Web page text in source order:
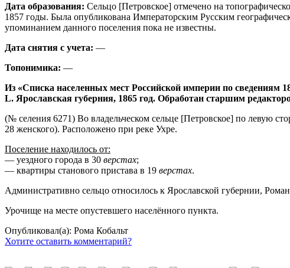
Дата образования: Сельцо [Петровское] отмечено на
1857 годы. Была опубликована Императорским Русским
упоминанием данного поселения пока не известны.
Дата снятия с учета: —
Топонимика: —
Из «Списка населенных мест Российской империи по сведениям
L. Ярославская губерния, 1865 год. Обработан старшим
(№ селения 6271) Во владельческом сельце [Петровское] по левую
28 женского). Расположено при реке Ухре.
Поселение находилось от:
— уездного города в 30 верстах;
— квартиры станового пристава в 19 верстах.
Административно сельцо относилось к Ярославской губернии,
Урочище на месте опустевшего населённого пункта.
Опубликовал(а): Рома Кобальт
Хотите оставить комментарий?